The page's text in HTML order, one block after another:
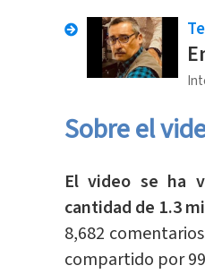
Sobre el
El video se ha
cantidad de 1.3
8,682
compartido por